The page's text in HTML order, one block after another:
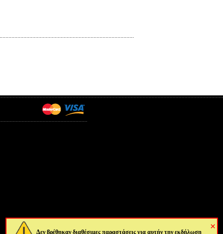
×
Δεν βρέθηκαν διαθέσιμες παραστάσεις για αυτήν την εκδήλωση